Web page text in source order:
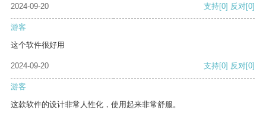
2024-09-20 支持[0] 反对[0]
游客
这个软件很好用
2024-09-20 支持[0] 反对[0]
游客
这款软件的设计非常人性化，使用起来非常舒服。